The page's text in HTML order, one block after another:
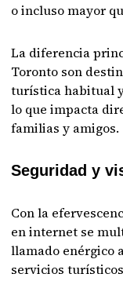
o incluso mayor
La diferencia
Toronto son
turística habitual
lo que impacta
familias y amigos.
Seguridad y
Con la
en internet se
llamado enérgico
servicios